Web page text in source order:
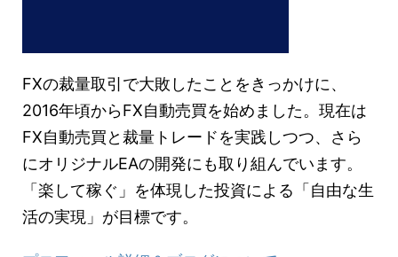
FXの裁量取引で大敗したことをきっかけに、
2016年頃からFX自動売買を始めました。現在は
FX自動売買と裁量トレードを実践しつつ、さら
にオリジナルEAの開発にも取り組んでいます。
「楽して稼ぐ」を体現した投資による「自由な生
活の実現」が目標です。